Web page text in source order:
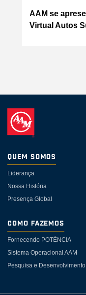
AAM se
Virtual Autos
Quem somos
Liderança
Nossa História
Presença Global
Como Fazemos
Fornecendo POTÉNCIA
Sistema Operacional AAM
Pesquisa e Desenvolvimento